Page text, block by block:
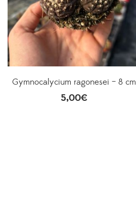
Gymnocalycium ragonesei – 8 cm
5,00€